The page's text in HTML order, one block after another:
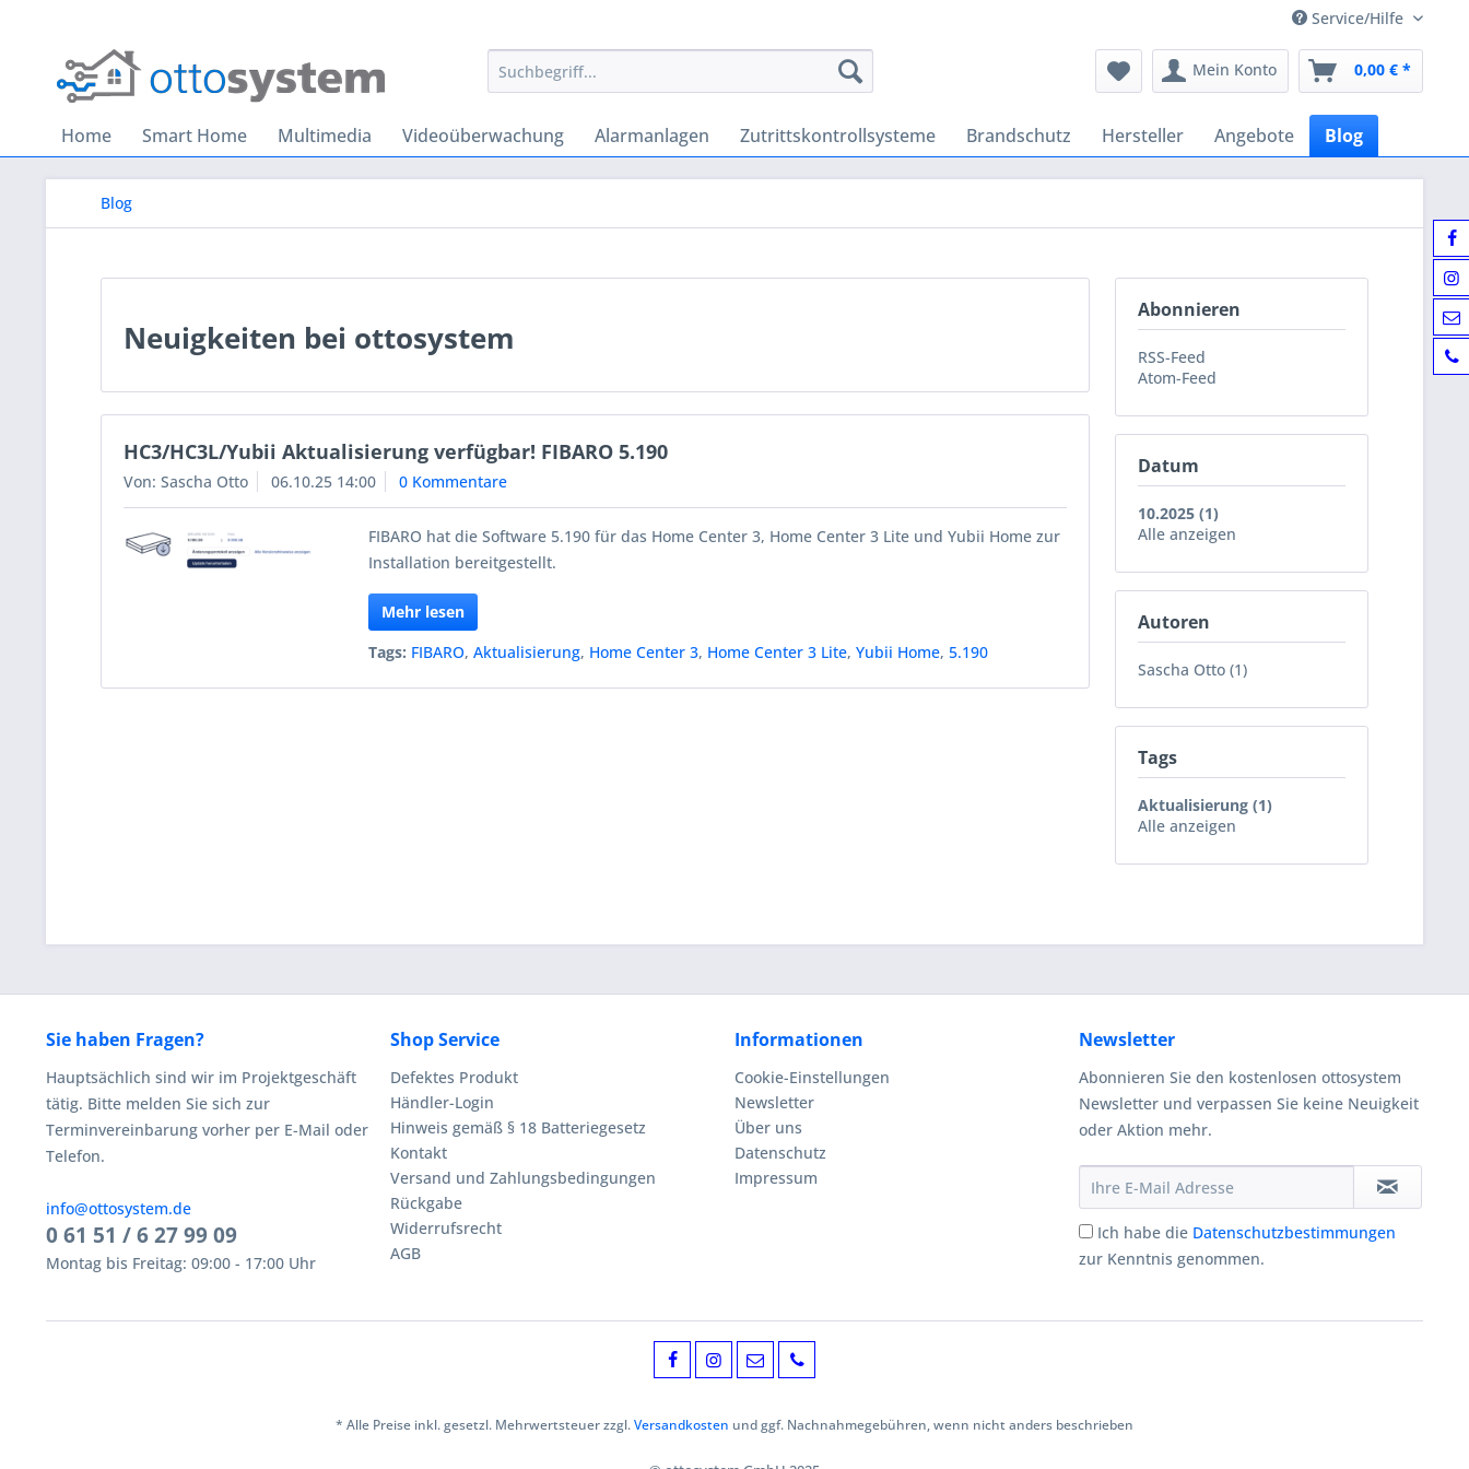
Service/Hilfe
Mein Konto 0,00 € *
Home Smart Home Multimedia Videoüberwachung Alarmanlagen Zutrittskontrollsysteme Brandschutz Hersteller Angebote Blog
Blog
Abonnieren
RSS-Feed
Atom-Feed
Datum
10.2025 (1)
Alle anzeigen
Autoren
Sascha Otto (1)
Tags
Aktualisierung (1)
Alle anzeigen
Neuigkeiten bei ottosystem
HC3/HC3L/Yubii Aktualisierung verfügbar! FIBARO 5.190
Von: Sascha Otto 06.10.25 14:00 0 Kommentare
FIBARO hat die Software 5.190 für das Home Center 3, Home Center 3 Lite und Yubii Home zur
Installation bereitgestellt.
Mehr lesen
Tags: FIBARO,Aktualisierung, Home Center 3, Home Center 3 Lite,Yubii Home,5.190
Sie haben Fragen?
Hauptsächlich sind wir im Projektgeschäft
tätig. Bitte melden Sie sich zur
Terminvereinbarung vorher per E-Mail oder
Telefon.
info@ottosystem.de
0 61 51 / 6 27 99 09
Montag bis Freitag: 09:00 - 17:00 Uhr
Shop Service
Defektes Produkt
Händler-Login
Hinweis gemäß § 18 Batteriegesetz
Kontakt
Versand und Zahlungsbedingungen
Rückgabe
Widerrufsrecht
AGB
Informationen
Cookie-Einstellungen
Newsletter
Über uns
Datenschutz
Impressum
Newsletter
Abonnieren Sie den kostenlosen ottosystem
Newsletter und verpassen Sie keine Neuigkeit
oder Aktion mehr.
Ich habe die Datenschutzbestimmungen
zur Kenntnis genommen.
* Alle Preise inkl. gesetzl. Mehrwertsteuer zzgl.Versandkosten und ggf. Nachnahmegebühren, wenn nicht anders beschrieben